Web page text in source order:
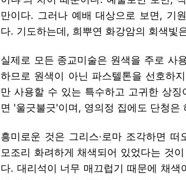
만이다. 그러나 예배 대상으로 보면, 기
다. 기도하는데, 희뿌연 화강암의 회색빛
실제로 모든 종교미술은 원색을 주로 사
하므로 원색이 아닌 파스텔톤을 선호하
만 사용할 수 있는 특수하고 고귀한 상
면 '울긋불긋'이며, 영의정 집에도 단청은
흥미로운 것은 그리스·로마 조각하면
모조리 화려하게 채색되어 있었다는 것
다. 대리석이 너무 매끄럽기 때문에 채